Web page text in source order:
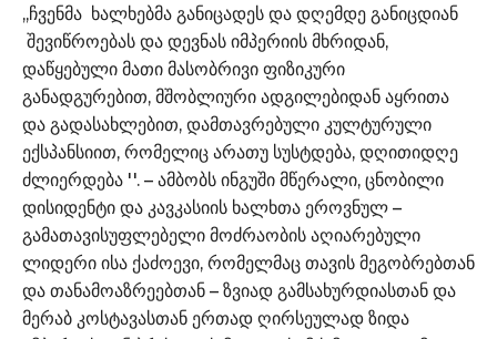
,,ჩვენმა ხალხებმა განიცადეს და დღემდე განიცდიან
შევიწროებას და დევნას იმპერიის მხრიდან,
დაწყებული მათი მასობრივი ფიზიკური
განადგურებით, მშობლიური ადგილებიდან აყრითა
და გადასახლებით, დამთავრებული კულტურული
ექსპანსიით, რომელიც არათუ სუსტდება, დღითიდღე
ძლიერდება ''. – ამბობს ინგუში მწერალი, ცნობილი
დისიდენტი და კავკასიის ხალხთა ეროვნულ –
გამათავისუფლებელი მოძრაობის აღიარებული
ლიდერი ისა ქაძოევი, რომელმაც თავის მეგობრებთან
და თანამოაზრეებთან – ზვიად გამსახურდიასთან და
მერაბ კოსტავასთან ერთად ღირსეულად ზიდა